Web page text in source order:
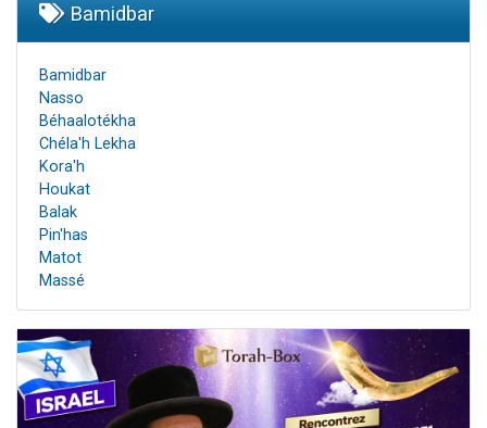
Bamidbar
Bamidbar
Nasso
Béhaalotékha
Chéla'h Lekha
Kora'h
Houkat
Balak
Pin'has
Matot
Massé